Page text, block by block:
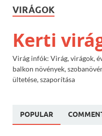
VIRÁGOK
Kerti
Virág infók: Virág, virágok,
balkon növények,
ültetése, szaporítása
POPULAR